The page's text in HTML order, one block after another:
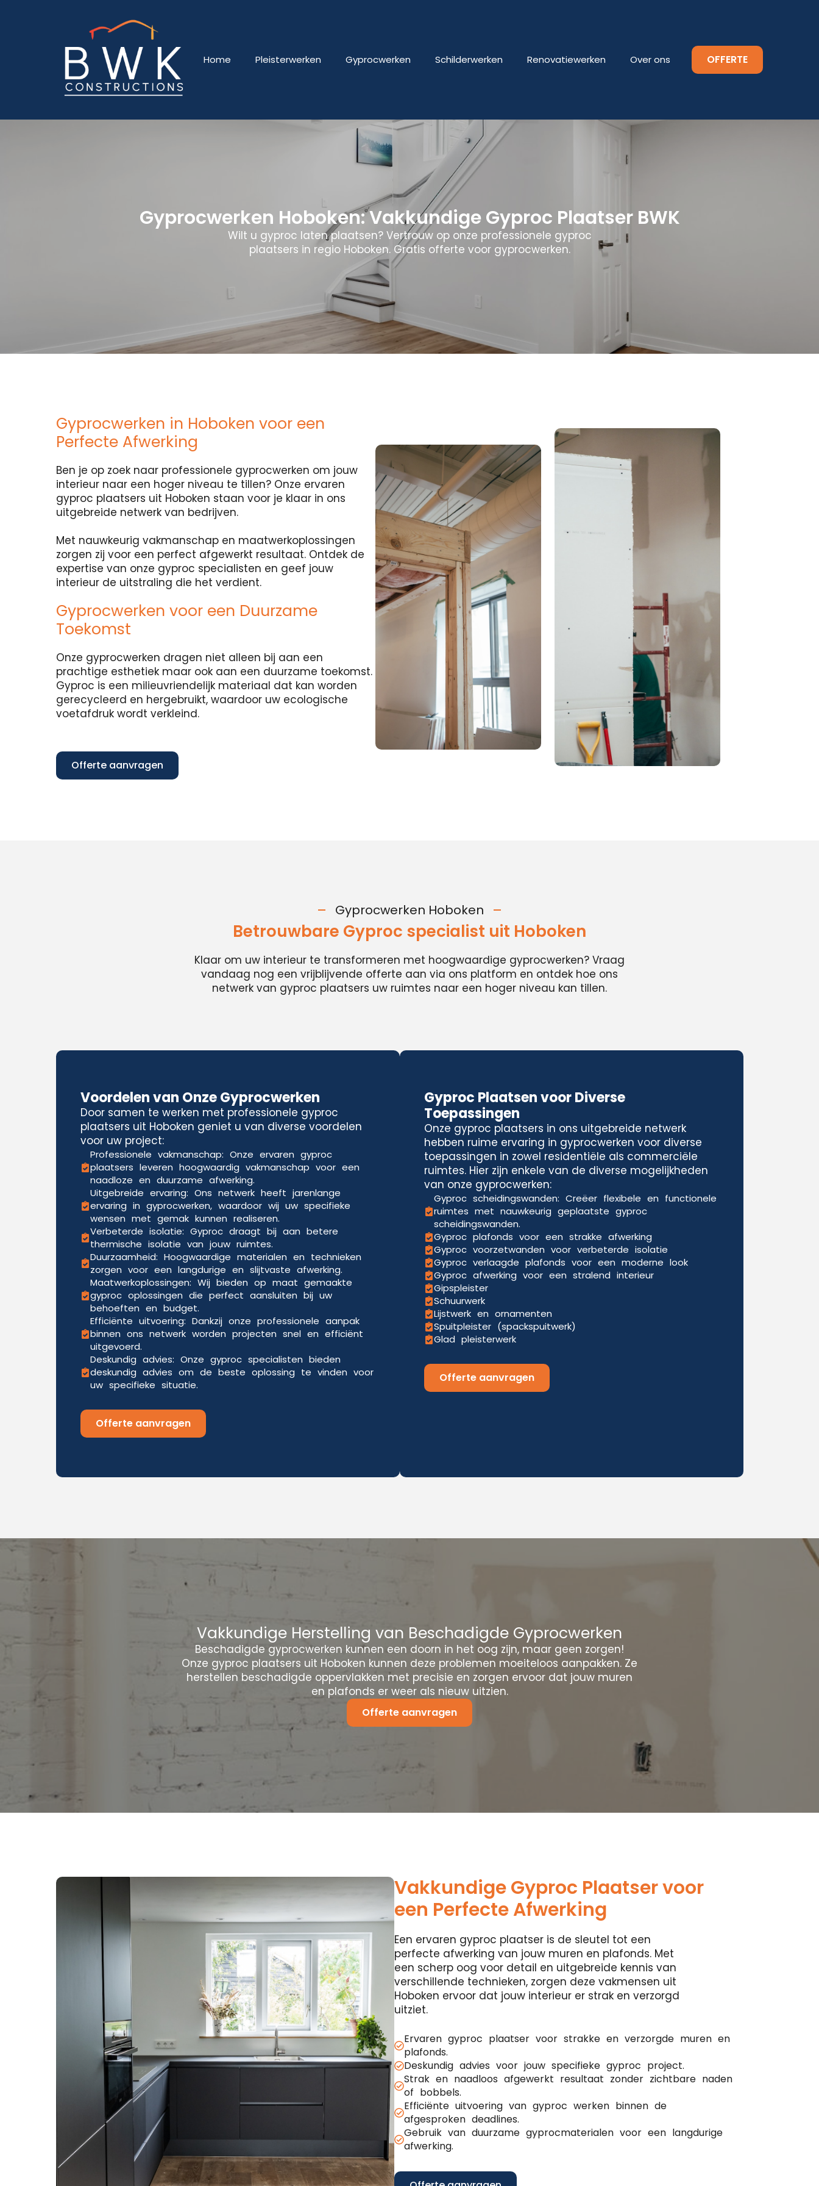
Home Pleisterwerken Gyprocwerken Schilderwerken Renovatiewerken Over ons OFFERTE
Gyprocwerken Hoboken: Vakkundige Gyproc Plaatser BWK
Wilt u gyproc laten plaatsen? Vertrouw op onze professionele gyproc
plaatsers in regio Hoboken. Gratis offerte voor gyprocwerken.
Gyprocwerken in Hoboken voor een
Perfecte Afwerking
Ben je op zoek naar professionele gyprocwerken om jouw
interieur naar een hoger niveau te tillen? Onze ervaren
gyproc plaatsers uit Hoboken staan voor je klaar in ons
uitgebreide netwerk van bedrijven.
Met nauwkeurig vakmanschap en maatwerkoplossingen
zorgen zij voor een perfect afgewerkt resultaat. Ontdek de
expertise van onze gyproc specialisten en geef jouw
interieur de uitstraling die het verdient.
Gyprocwerken voor een Duurzame
Toekomst
Onze gyprocwerken dragen niet alleen bij aan een
prachtige esthetiek maar ook aan een duurzame toekomst.
Gyproc is een milieuvriendelijk materiaal dat kan worden
gerecycleerd en hergebruikt, waardoor uw ecologische
voetafdruk wordt verkleind.
Offerte aanvragen
Gyprocwerken Hoboken
Betrouwbare Gyproc specialist uit Hoboken
Klaar om uw interieur te transformeren met hoogwaardige gyprocwerken? Vraag
vandaag nog een vrijblijvende offerte aan via ons platform en ontdek hoe ons
netwerk van gyproc plaatsers uw ruimtes naar een hoger niveau kan tillen.
Voordelen van Onze Gyprocwerken
Door samen te werken met professionele gyproc
plaatsers uit Hoboken geniet u van diverse voordelen
voor uw project:
Professionele vakmanschap: Onze ervaren gyproc
plaatsers leveren hoogwaardig vakmanschap voor een
naadloze en duurzame afwerking.
Uitgebreide ervaring: Ons netwerk heeft jarenlange
ervaring in gyprocwerken, waardoor wij uw specifieke
wensen met gemak kunnen realiseren.
Verbeterde isolatie: Gyproc draagt bij aan betere
thermische isolatie van jouw ruimtes.
Duurzaamheid: Hoogwaardige materialen en technieken
zorgen voor een langdurige en slijtvaste afwerking.
Maatwerkoplossingen: Wij bieden op maat gemaakte
gyproc oplossingen die perfect aansluiten bij uw
behoeften en budget.
Efficiënte uitvoering: Dankzij onze professionele aanpak
binnen ons netwerk worden projecten snel en efficiënt
uitgevoerd.
Deskundig advies: Onze gyproc specialisten bieden
deskundig advies om de beste oplossing te vinden voor
uw specifieke situatie.
Offerte aanvragen
Gyproc Plaatsen voor Diverse
Toepassingen
Onze gyproc plaatsers in ons uitgebreide netwerk
hebben ruime ervaring in gyprocwerken voor diverse
toepassingen in zowel residentiële als commerciële
ruimtes. Hier zijn enkele van de diverse mogelijkheden
van onze gyprocwerken:
Gyproc scheidingswanden: Creëer flexibele en functionele
ruimtes met nauwkeurig geplaatste gyproc
scheidingswanden.
Gyproc plafonds voor een strakke afwerking
Gyproc voorzetwanden voor verbeterde isolatie
Gyproc verlaagde plafonds voor een moderne look
Gyproc afwerking voor een stralend interieur
Gipspleister
Schuurwerk
Lijstwerk en ornamenten
Spuitpleister (spackspuitwerk)
Glad pleisterwerk
Offerte aanvragen
Vakkundige Herstelling van Beschadigde Gyprocwerken
Beschadigde gyprocwerken kunnen een doorn in het oog zijn, maar geen zorgen!
Onze gyproc plaatsers uit Hoboken kunnen deze problemen moeiteloos aanpakken. Ze
herstellen beschadigde oppervlakken met precisie en zorgen ervoor dat jouw muren
en plafonds er weer als nieuw uitzien.
Offerte aanvragen
Vakkundige Gyproc Plaatser voor
een Perfecte Afwerking
Een ervaren gyproc plaatser is de sleutel tot een
perfecte afwerking van jouw muren en plafonds. Met
een scherp oog voor detail en uitgebreide kennis van
verschillende technieken, zorgen deze vakmensen uit
Hoboken ervoor dat jouw interieur er strak en verzorgd
uitziet.
Ervaren gyproc plaatser voor strakke en verzorgde muren en
plafonds.
Deskundig advies voor jouw specifieke gyproc project.
Strak en naadloos afgewerkt resultaat zonder zichtbare naden
of bobbels.
Efficiënte uitvoering van gyproc werken binnen de
afgesproken deadlines.
Gebruik van duurzame gyprocmaterialen voor een langdurige
afwerking.